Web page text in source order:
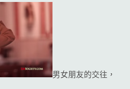
男女朋友的交往，